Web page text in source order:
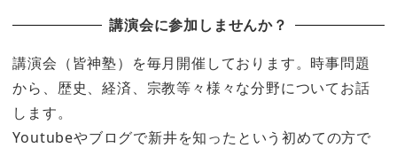
講演会に参加しませんか？
講演会（皆神塾）を毎月開催しております。時事問題
から、歴史、経済、宗教等々様々な分野についてお話
します。
Youtubeやブログで新井を知ったという初めての方で